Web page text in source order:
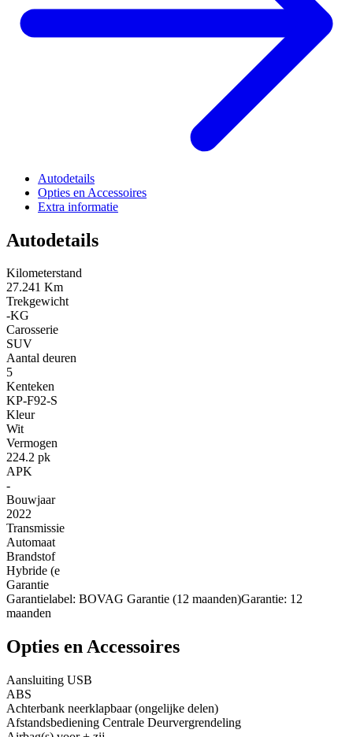
Autodetails
Opties en Accessoires
Extra informatie
Autodetails
Kilometerstand
27.241 Km
Trekgewicht
-KG
Carosserie
SUV
Aantal deuren
5
Kenteken
KP-F92-S
Kleur
Wit
Vermogen
224.2 pk
APK
-
Bouwjaar
2022
Transmissie
Automaat
Brandstof
Hybride (e
Garantie
Garantielabel: BOVAG Garantie (12 maanden)Garantie: 12
maanden
Opties en Accessoires
Aansluiting USB
ABS
Achterbank neerklapbaar (ongelijke delen)
Afstandsbediening Centrale Deurvergrendeling